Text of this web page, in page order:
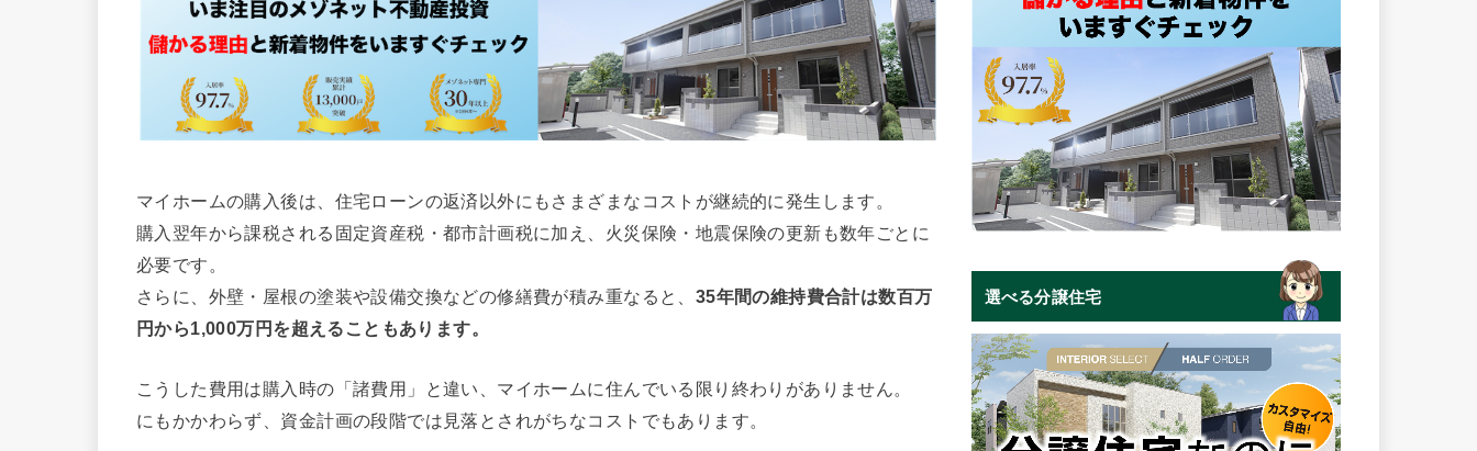
マイホームの購入後は、住宅ローンの返済以外にもさまざまなコストが継続的に発生します。
購入翌年から課税される固定資産税・都市計画税に加え、火災保険・地震保険の更新も数年ごとに
必要です。
さらに、外壁・屋根の塗装や設備交換などの修繕費が積み重なると、 35年間の維持費合計は数百万
円から1,000万円を超えることもあります。
こうした費用は購入時の「諸費用」と違い、マイホームに住んでいる限り終わりがありません。
にもかかわらず、資金計画の段階では見落とされがちなコストでもあります。
選べる分譲住宅